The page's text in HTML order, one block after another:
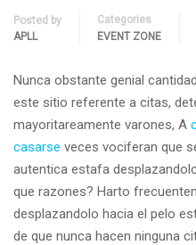
Posted by
APLL
Categories
EVENT ZONE
Nunca obstante genial
este sitio referente a citas,
mayoritareamente varones, A
casarse veces vociferan que
autentica estafa
que razones? Harto
desplazandolo hacia el pelo
de que nunca hacen ninguna